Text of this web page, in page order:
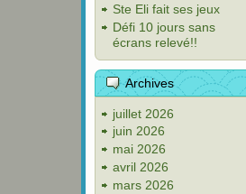
Ste Eli fait ses jeux
Défi 10 jours sans
écrans relevé!!
Archives
juillet 2026
juin 2026
mai 2026
avril 2026
mars 2026